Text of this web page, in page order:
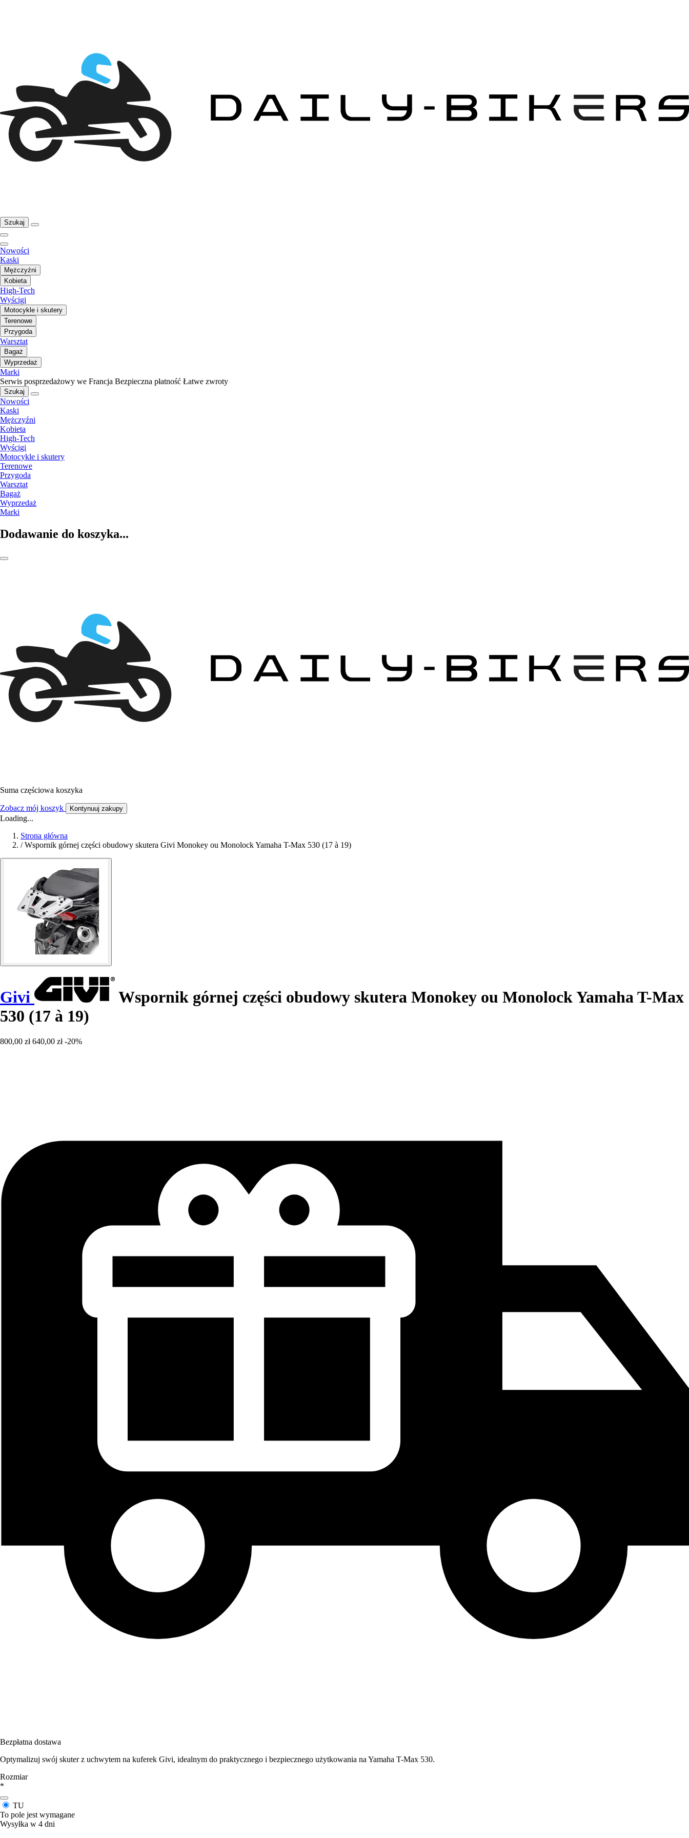
Szukaj
Nowości
Kaski
Mężczyźni
Kobieta
High-Tech
Wyścigi
Motocykle i skutery
Terenowe
Przygoda
Warsztat
Bagaż
Wyprzedaż
Marki
Serwis posprzedażowy we Francja Bezpieczna płatność Łatwe zwroty
Szukaj
Nowości
Kaski
Mężczyźni
Kobieta
High-Tech
Wyścigi
Motocykle i skutery
Terenowe
Przygoda
Warsztat
Bagaż
Wyprzedaż
Marki
Dodawanie do koszyka...
Suma częściowa koszyka
Zobacz mój koszyk Kontynuuj zakupy
Loading...
Strona główna
/ Wspornik górnej części obudowy skutera Givi Monokey ou Monolock Yamaha T-Max 530 (17 à 19)
Givi
Wspornik górnej części obudowy skutera Monokey ou Monolock Yamaha T-Max
530 (17 à 19)
800,00 zł 640,00 zł -20%
Bezpłatna dostawa
Optymalizuj swój skuter z uchwytem na kuferek Givi, idealnym do praktycznego i bezpiecznego użytkowania na Yamaha T-Max 530.
Rozmiar
*
TU
To pole jest wymagane
Wysyłka w 4 dni